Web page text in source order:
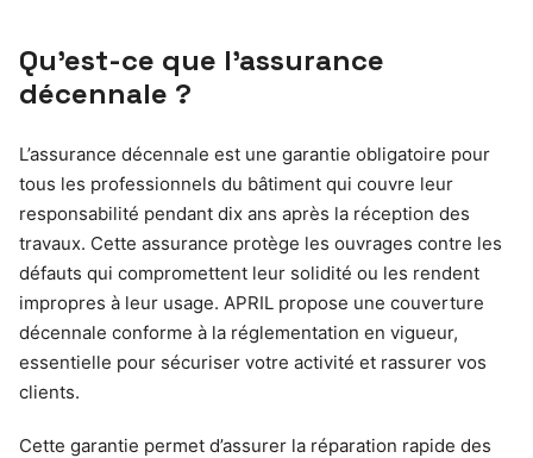
Qu’est-ce que l’assurance
décennale ?
L’assurance décennale est une garantie obligatoire pour
tous les professionnels du bâtiment qui couvre leur
responsabilité pendant dix ans après la réception des
travaux. Cette assurance protège les ouvrages contre les
défauts qui compromettent leur solidité ou les rendent
impropres à leur usage. APRIL propose une couverture
décennale conforme à la réglementation en vigueur,
essentielle pour sécuriser votre activité et rassurer vos
clients.
Cette garantie permet d’assurer la réparation rapide des